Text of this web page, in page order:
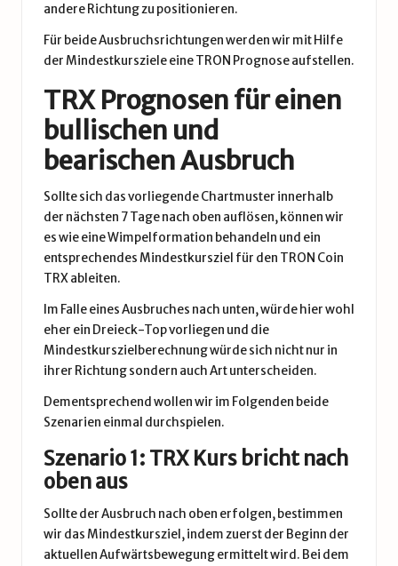
andere Richtung zu positionieren.
Für beide Ausbruchsrichtungen werden wir mit Hilfe
der Mindestkursziele eine TRON Prognose aufstellen.
TRX Prognosen für einen
bullischen und
bearischen Ausbruch
Sollte sich das vorliegende Chartmuster innerhalb
der nächsten 7 Tage nach oben auflösen, können wir
es wie eine Wimpelformation behandeln und ein
entsprechendes Mindestkursziel für den TRON Coin
TRX ableiten.
Im Falle eines Ausbruches nach unten, würde hier wohl
eher ein Dreieck-Top vorliegen und die
Mindestkurszielberechnung würde sich nicht nur in
ihrer Richtung sondern auch Art unterscheiden.
Dementsprechend wollen wir im Folgenden beide
Szenarien einmal durchspielen.
Szenario 1: TRX Kurs bricht nach
oben aus
Sollte der Ausbruch nach oben erfolgen, bestimmen
wir das Mindestkursziel, indem zuerst der Beginn der
aktuellen Aufwärtsbewegung ermittelt wird. Bei dem